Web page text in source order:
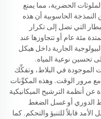
الحضرية، مما يمنع
النمذجة الحاسوبية أن هذه
التي تصل إلى تكرار
مئة عام أو تتجاوزها عند
الجارية داخل هيكل
تحسين نوعية المياه.
الموجودة في البلاط، وتفكِّك
مع مرور الوقت. وهذه المكوِّنات
عن أنظمة الترشيح الميكانيكية
الدوري أو غسل الضغط
قابلاً للتنبؤ والتحكم. كما